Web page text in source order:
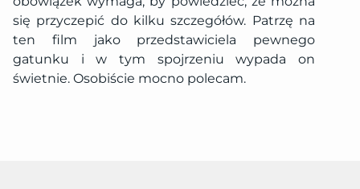
się przyczepić do kilku szczegółów. Patrzę na
ten film jako przedstawiciela pewnego
gatunku i w tym spojrzeniu wypada on
świetnie. Osobiście mocno polecam.